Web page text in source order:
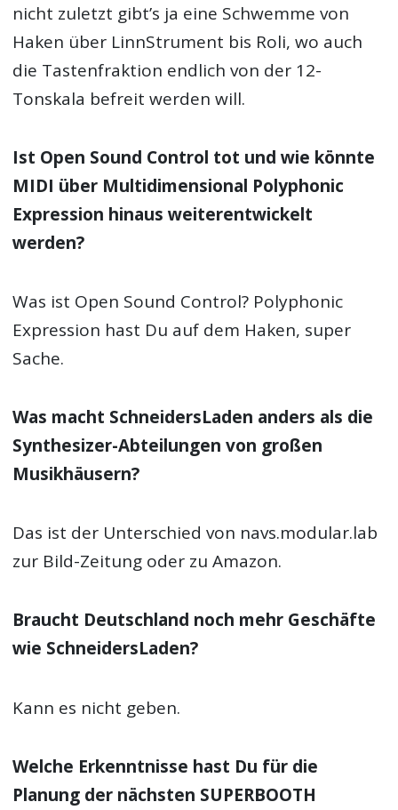
nicht zuletzt gibt’s ja eine Schwemme von
Haken über LinnStrument bis Roli, wo auch
die Tastenfraktion endlich von der 12-
Tonskala befreit werden will.
Ist Open Sound Control tot und wie könnte
MIDI über Multidimensional Polyphonic
Expression hinaus weiterentwickelt
werden?
Was ist Open Sound Control? Polyphonic
Expression hast Du auf dem Haken, super
Sache.
Was macht SchneidersLaden anders als die
Synthesizer-Abteilungen von großen
Musikhäusern?
Das ist der Unterschied von navs.modular.lab
zur Bild-Zeitung oder zu Amazon.
Braucht Deutschland noch mehr Geschäfte
wie SchneidersLaden?
Kann es nicht geben.
Welche Erkenntnisse hast Du für die
Planung der nächsten SUPERBOOTH